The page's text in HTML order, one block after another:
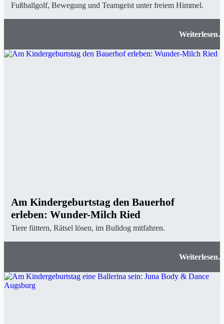
Fußballgolf, Bewegung und Teamgeist unter freiem Himmel.
Wunder-Milch
Am Kindergeburtstag den Bauerhof
erleben: Wunder-Milch Ried
Tiere füttern, Rätsel lösen, im Bulldog mitfahren.